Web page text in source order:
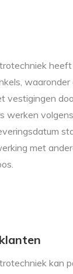
vestigingen
werken
met
kan